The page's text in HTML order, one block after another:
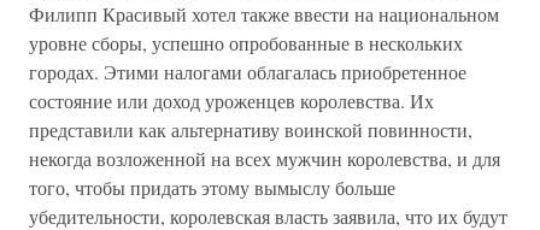
Филипп Красивый хотел также ввести на национальном
уровне сборы, успешно опробованные в нескольких
городах. Этими налогами облагалась приобретенное
состояние или доход уроженцев королевства. Их
представили как альтернативу воинской повинности,
некогда возложенной на всех мужчин королевства, и для
того, чтобы придать этому вымыслу больше
убедительности, королевская власть заявила, что их будут